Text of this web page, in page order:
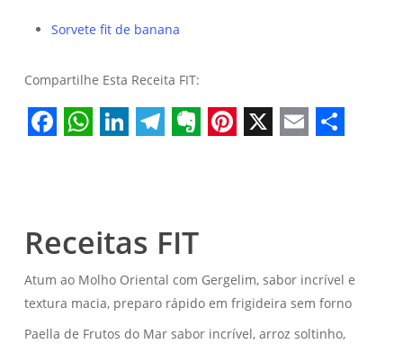
Sorvete fit de banana
Compartilhe Esta Receita FIT:
Receitas FIT
Atum ao Molho Oriental com Gergelim, sabor incrível e
textura macia, preparo rápido em frigideira sem forno
Paella de Frutos do Mar sabor incrível, arroz soltinho,